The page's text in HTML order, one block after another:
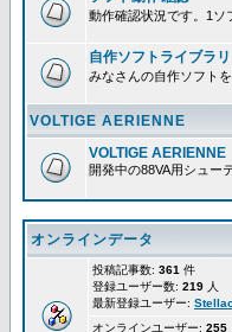
動作確認状況です。1ソ
自作ソフトライブラリ
みなさんの自作ソフト
VOLTIGE AERIENNE
VOLTIGE AERIENNE
開発中の88VA用シュー
オンラインデータ
投稿記事数: 361 件
登録ユーザー数: 219 人
最新登録ユーザー:
オンラインユーザー: 255